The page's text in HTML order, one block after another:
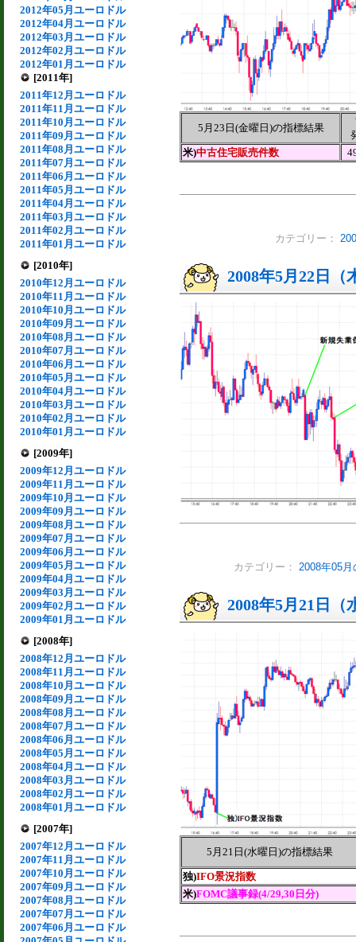
2012年05月ユーロドル
2012年04月ユーロドル
2012年03月ユーロドル
2012年02月ユーロドル
2012年01月ユーロドル
[2011年]
2011年12月ユーロドル
2011年11月ユーロドル
2011年10月ユーロドル
2011年09月ユーロドル
2011年08月ユーロドル
2011年07月ユーロドル
2011年06月ユーロドル
2011年05月ユーロドル
2011年04月ユーロドル
2011年03月ユーロドル
2011年02月ユーロドル
2011年01月ユーロドル
[2010年]
2010年12月ユーロドル
2010年11月ユーロドル
2010年10月ユーロドル
2010年09月ユーロドル
2010年08月ユーロドル
2010年07月ユーロドル
2010年06月ユーロドル
2010年05月ユーロドル
2010年04月ユーロドル
2010年03月ユーロドル
2010年02月ユーロドル
2010年01月ユーロドル
[2009年]
2009年12月ユーロドル
2009年11月ユーロドル
2009年10月ユーロドル
2009年09月ユーロドル
2009年08月ユーロドル
2009年07月ユーロドル
2009年06月ユーロドル
2009年05月ユーロドル
2009年04月ユーロドル
2009年03月ユーロドル
2009年02月ユーロドル
2009年01月ユーロドル
[2008年]
2008年12月ユーロドル
2008年11月ユーロドル
2008年10月ユーロドル
2008年09月ユーロドル
2008年08月ユーロドル
2008年07月ユーロドル
2008年06月ユーロドル
2008年05月ユーロドル
2008年04月ユーロドル
2008年03月ユーロドル
2008年02月ユーロドル
2008年01月ユーロドル
[2007年]
2007年12月ユーロドル
2007年11月ユーロドル
2007年10月ユーロドル
2007年09月ユーロドル
2007年08月ユーロドル
2007年07月ユーロドル
2007年06月ユーロドル
5月23日(金曜日)の指標結果
米)中古住宅販売件数
カテゴリー：
2008年5月22日（
カテゴリー： 2008年05
2008年5月21日（
5月21日(水曜日)の指標結果
独)IFO景況指数
米)FOMC議事録(4/29,30日分)